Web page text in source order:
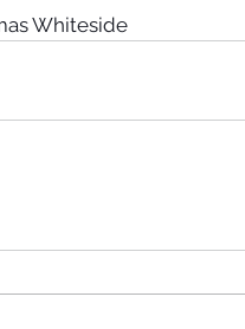
Whiteside